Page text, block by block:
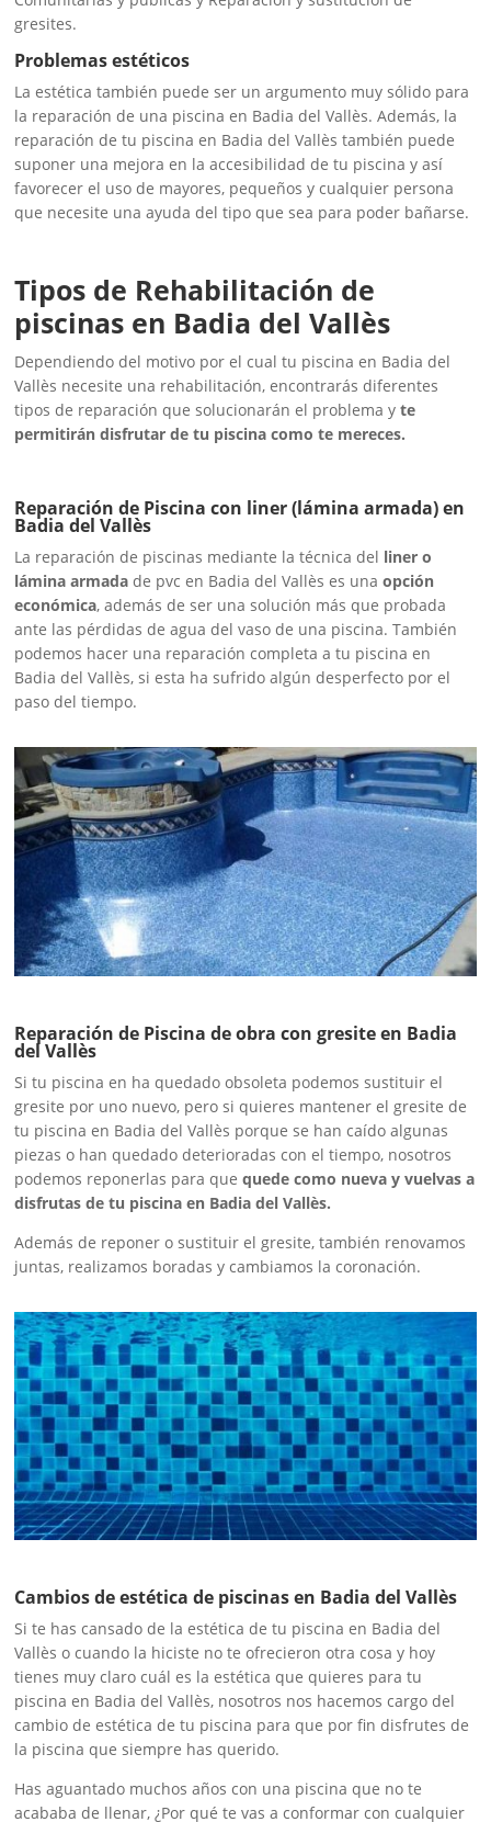
gresites.
Problemas estéticos
La estética también puede ser un argumento muy sólido para
la reparación de una piscina en Badia del Vallès. Además, la
reparación de tu piscina en Badia del Vallès también puede
suponer una mejora en la accesibilidad de tu piscina y así
favorecer el uso de mayores, pequeños y cualquier persona
que necesite una ayuda del tipo que sea para poder bañarse.
Tipos de Rehabilitación de
piscinas en Badia del Vallès
Dependiendo del motivo por el cual tu piscina en Badia del
Vallès necesite una rehabilitación, encontrarás diferentes
tipos de reparación que solucionarán el problema yte
permitirán disfrutar de tu piscina como te mereces.
Reparación de Piscina con liner (lámina armada) en
Badia del Vallès
La reparación de piscinas mediante la técnica del liner o
lámina armada de pvc en Badia del Vallès es unaopción
económica, además de ser una solución más que probada
ante las pérdidas de agua del vaso de una piscina. También
podemos hacer una reparación completa a tu piscina en
Badia del Vallès, si esta ha sufrido algún desperfecto por el
paso del tiempo.
Reparación de Piscina de obra con gresite en Badia
del Vallès
Si tu piscina en ha quedado obsoleta podemos sustituir el
gresite por uno nuevo, pero si quieres mantener el gresite de
tu piscina en Badia del Vallès porque se han caído algunas
piezas o han quedado deterioradas con el tiempo, nosotros
podemos reponerlas para quequede como nueva y vuelvas a
disfrutas de tu piscina en Badia del Vallès.
Además de reponer o sustituir el gresite, también renovamos
juntas, realizamos boradas y cambiamos la coronación.
Cambios de estética de piscinas en Badia del Vallès
Si te has cansado de la estética de tu piscina en Badia del
Vallès o cuando la hiciste no te ofrecieron otra cosa y hoy
tienes muy claro cuál es la estética que quieres para tu
piscina en Badia del Vallès, nosotros nos hacemos cargo del
cambio de estética de tu piscina para que por fin disfrutes de
la piscina que siempre has querido.
Has aguantado muchos años con una piscina que no te
acababa de llenar, ¿Por qué te vas a conformar con cualquier